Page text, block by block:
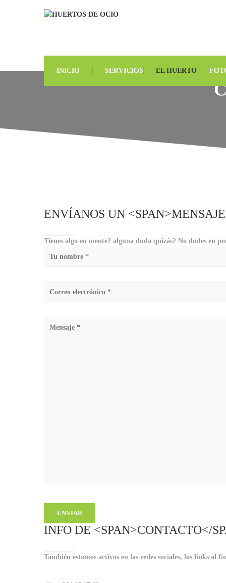
INICIO SERVICIOS EL HUERTO
ENVÍANOS UN
Tienes algo en mente? alguna duda quizás? No dudes en
INFO DE <SPAN>CONTACTO</
También estamos activos en las redes sociales, los links al